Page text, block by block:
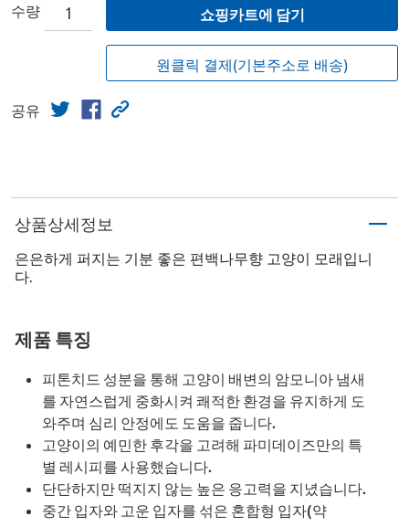
수량 쇼핑카트에 담기
원클릭 결제(기본주소로 배송)
공유
상품상세정보
은은하게 퍼지는 기분 좋은 편백나무향 고양이 모래입니
다.
제품 특징
피톤치드 성분을 통해 고양이 배변의 암모니아 냄새
를 자연스럽게 중화시켜 쾌적한 환경을 유지하게 도
와주며 심리 안정에도 도움을 줍니다.
고양이의 예민한 후각을 고려해 파미데이즈만의 특
별 레시피를 사용했습니다.
단단하지만 떡지지 않는 높은 응고력을 지녔습니다.
중간 입자와 고운 입자를 섞은 혼합형 입자(약